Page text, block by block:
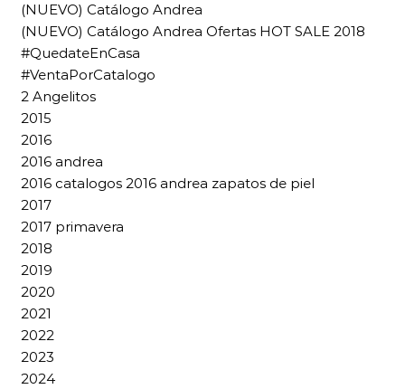
(NUEVO) Catálogo Andrea
(NUEVO) Catálogo Andrea Ofertas HOT SALE 2018
#QuedateEnCasa
#VentaPorCatalogo
2 Angelitos
2015
2016
2016 andrea
2016 catalogos 2016 andrea zapatos de piel
2017
2017 primavera
2018
2019
2020
2021
2022
2023
2024